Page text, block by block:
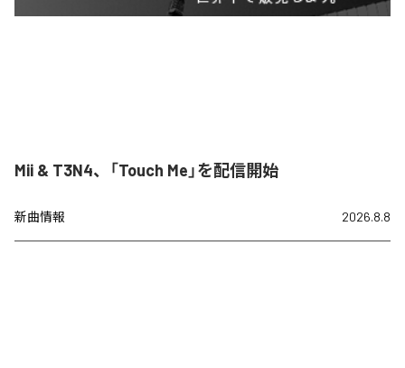
Mii & T3N4、「Touch Me」を配信開始
新曲情報 2026.8.8